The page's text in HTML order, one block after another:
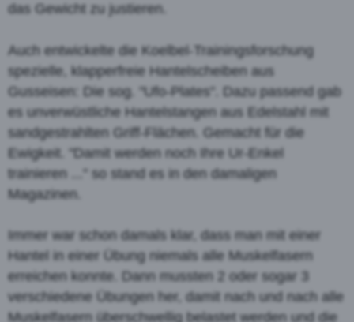
das Gewicht zu justieren.
Auch entwickelte die Koelbel-Trainingsforschung
spezielle, klapperfreie Hantelscheiben aus
Gusseisen: Die sog. "Ufo-Plates". Dazu passend gab
es unverwüstliche Hantelstangen aus Edelstahl mit
sandgestrahlten Griff-Flächen. Gemacht für die
Ewigkeit. "Damit werden noch Ihre Ur-Enkel
trainieren ..." so stand es in den damaligen
Magazinen.
Immer war schon damals klar, dass man mit einer
Hantel in einer Übung niemals alle Muskelfasern
erreichen konnte. Dann mussten 2 oder sogar 3
verschiedene Übungen her, damit nach und nach alle
Muskelfasern überschwellig belastet werden und die